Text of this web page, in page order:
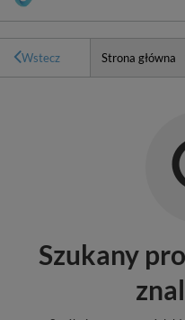
Wstecz Strona główna
Szukany